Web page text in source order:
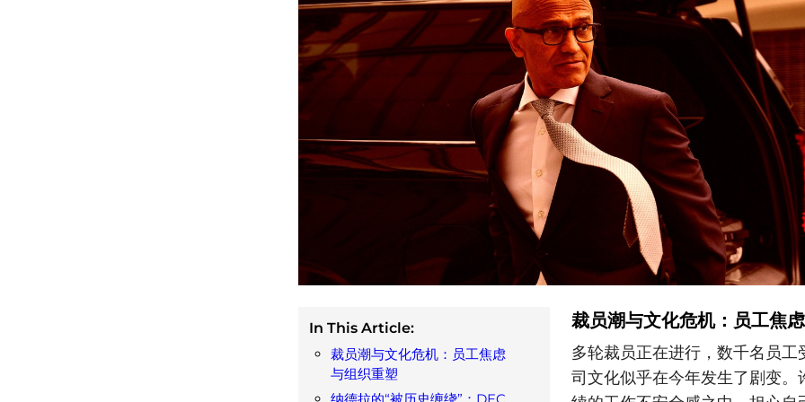
In This Article:
裁员潮与文化危机：员工焦虑
与组织重塑
裁员潮与文化危机：员工焦
多轮裁员正在进行，数千名员工
司文化似乎在今年发生了剧变。